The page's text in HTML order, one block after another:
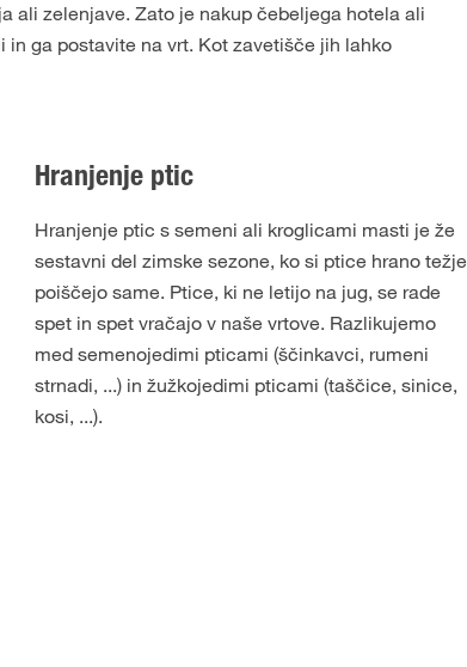
ali zelenjave. Zato je nakup čebeljega hotela ali
ga postavite na vrt. Kot zavetišče jih lahko
Hranjenje ptic
Hranjenje ptic s semeni ali kroglicami masti je že
sestavni del zimske sezone, ko si ptice hrano težje
poiščejo same. Ptice, ki ne letijo na jug, se rade
spet in spet vračajo v naše vrtove. Razlikujemo
med semenojedimi pticami (ščinkavci, rumeni
strnadi, ...) in žužkojedimi pticami (taščice, sinice,
kosi, ...).